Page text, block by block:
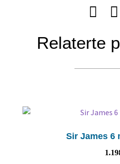
Relaterte
Sir James 6